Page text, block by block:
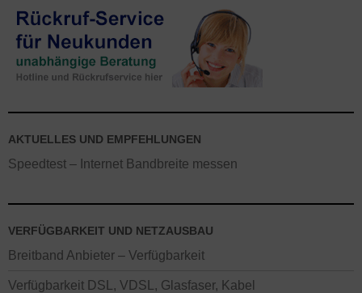
AKTUELLES UND EMPFEHLUNGEN
Speedtest – Internet Bandbreite messen
VERFÜGBARKEIT UND NETZAUSBAU
Breitband Anbieter – Verfügbarkeit
Verfügbarkeit DSL, VDSL, Glasfaser, Kabel